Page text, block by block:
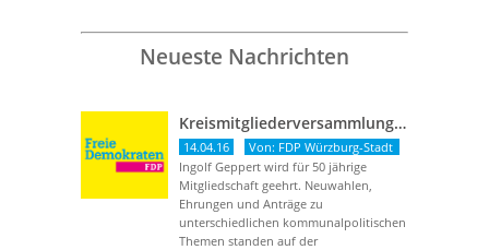
Neueste Nachrichten
Kreismitgliederversammlung vom 13. April 2016
14.04.16
Von: FDP Würzburg-Stadt
Ingolf Geppert wird für 50 jährige
Mitgliedschaft geehrt. Neuwahlen,
Ehrungen und Anträge zu
unterschiedlichen kommunalpolitischen
Themen standen auf der